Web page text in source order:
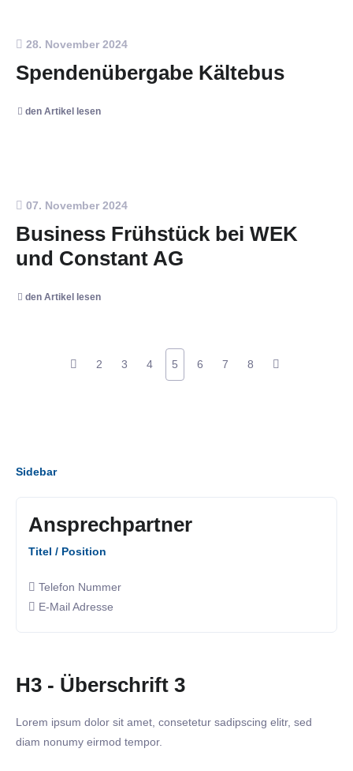
28. November 2024
Spendenübergabe Kältebus
den Artikel lesen
07. November 2024
Business Frühstück bei WEK
und Constant AG
den Artikel lesen
2 3 4 5 6 7 8
Sidebar
Ansprechpartner
Titel / Position
Telefon Nummer
E-Mail Adresse
H3 - Überschrift 3
Lorem ipsum dolor sit amet, consetetur sadipscing elitr, sed
diam nonumy eirmod tempor.